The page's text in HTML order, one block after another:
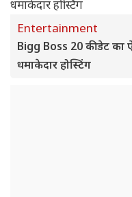
Entertainment
Bigg Boss 20 की डेट
धमाकेदार होस्टिंग